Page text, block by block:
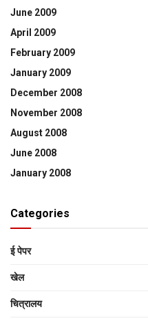
June 2009
April 2009
February 2009
January 2009
December 2008
November 2008
August 2008
June 2008
January 2008
Categories
ई पेपर
खेल
चित्रालय